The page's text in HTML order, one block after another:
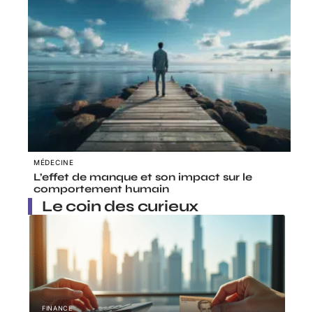
MÉDECINE
L’effet de manque et son impact sur le
comportement humain
Le coin des curieux
FINANCE